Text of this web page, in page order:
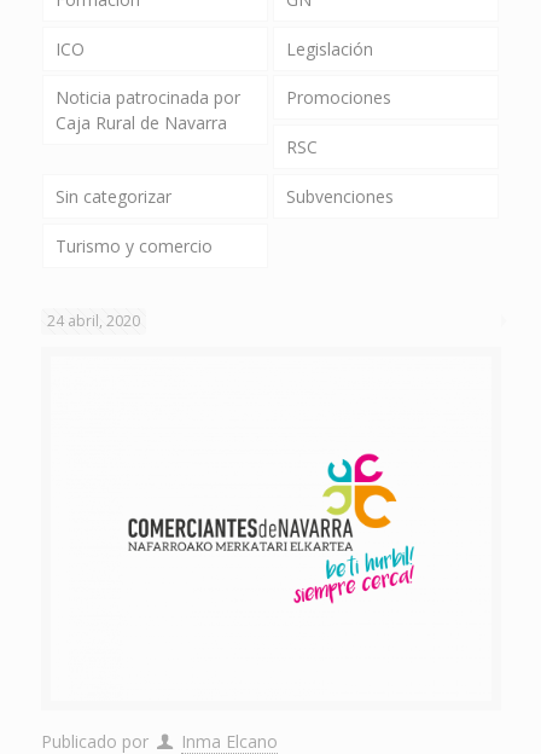
ICO Legislación
Noticia patrocinada por
Caja Rural de Navarra
Promociones
RSC
Sin categorizar Subvenciones
Turismo y comercio
24 abril, 2020
Publicado por Inma Elcano